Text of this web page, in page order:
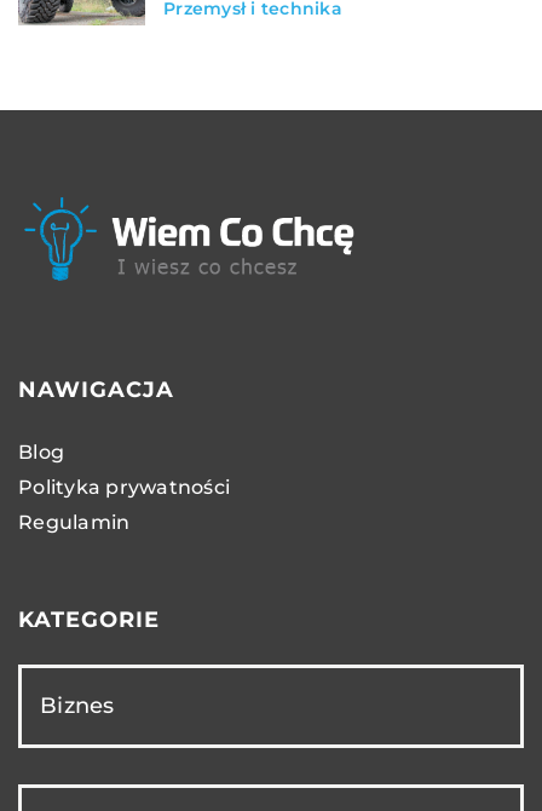
Przemysł i technika
NAWIGACJA
Blog
Polityka prywatności
Regulamin
KATEGORIE
Biznes